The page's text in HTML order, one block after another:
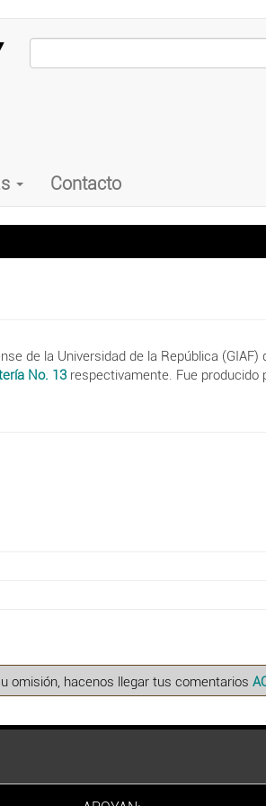
Contacto
de la Universidad de la República
No. 13 respectivamente. Fue producido
omisión, hacenos llegar tus comentarios